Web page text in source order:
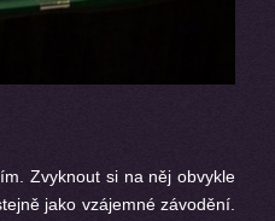
Zvyknout si na něj obvykle
jako vzájemné závodění.